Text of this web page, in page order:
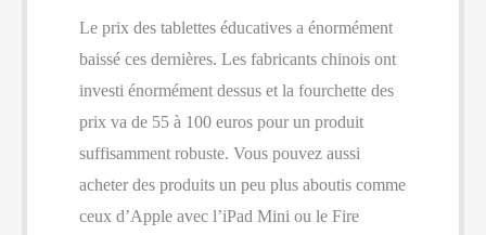
Le prix des tablettes éducatives a énormément
baissé ces dernières. Les fabricants chinois ont
investi énormément dessus et la fourchette des
prix va de 55 à 100 euros pour un produit
suffisamment robuste. Vous pouvez aussi
acheter des produits un peu plus aboutis comme
ceux d’Apple avec l’iPad Mini ou le Fire